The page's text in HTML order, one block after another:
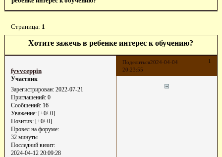
Хотите зажечь в ребенке интерес к обучению?
Страница: 1
Поделиться 1
2024-04-04
20:23:55
fyvvceppin
Участник
Зарегистрирован: 2022-07-21
Приглашений:0
Сообщений:16
Уважение: [+0/-0]
Позитив: [+0/-0]
Провел на форуме:
32 минуты
Последний визит:
2024-04-12 20:09:28